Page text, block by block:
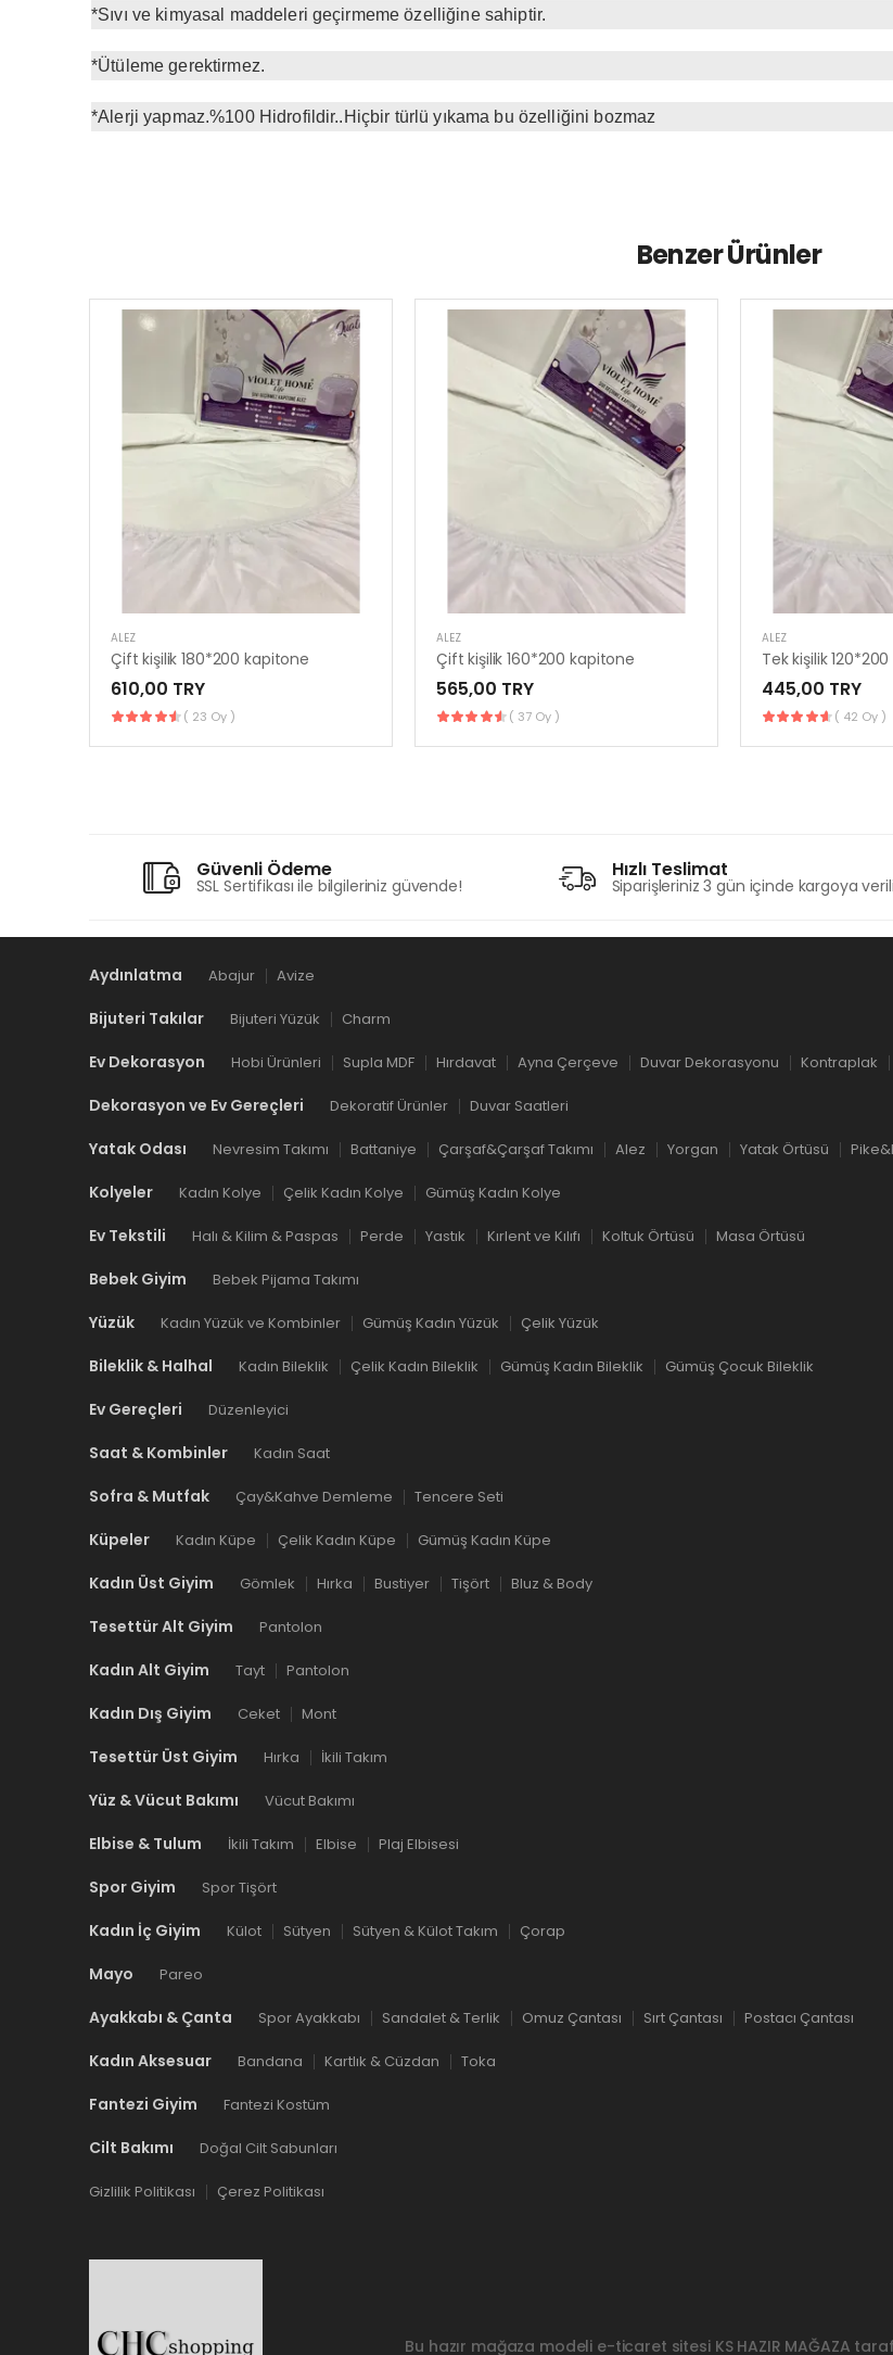
*Sıvı ve kimyasal maddeleri geçirmeme özelliğine sahiptir.
*Ütüleme gerektirmez.
*Alerji yapmaz.%100 Hidrofildir..Hiçbir türlü yıkama bu özelliğini bozmaz
Benzer Ürünler
ALEZ
Çift kişilik 180*200 kapitone
610,00 TRY
( 23 Oy )
ALEZ
Çift kişilik 160*200 kapitone
565,00 TRY
( 37 Oy )
ALEZ
Tek kişilik
445,00 TRY
( 42 Oy )
Güvenli Ödeme
SSL Sertifikası ile bilgileriniz güvende!
Hızlı Teslimat
Siparişleriniz 3 gün içinde kargoya
Aydınlatma Abajur Avize
Bijuteri Takılar Bijuteri Yüzük Charm
Ev Dekorasyon Hobi Ürünleri Supla MDF Hırdavat Ayna Çerçeve Duvar Dekorasyonu Kontraplak
Dekorasyon ve Ev Gereçleri Dekoratif Ürünler Duvar Saatleri
Yatak Odası Nevresim Takımı Battaniye Çarşaf&Çarşaf Takımı Alez Yorgan Yatak Örtüsü
Kolyeler Kadın Kolye Çelik Kadın Kolye Gümüş Kadın Kolye
Ev Tekstili Halı & Kilim & Paspas Perde Yastık Kırlent ve Kılıfı Koltuk Örtüsü Masa Örtüsü
Bebek Giyim Bebek Pijama Takımı
Yüzük Kadın Yüzük ve Kombinler Gümüş Kadın Yüzük Çelik Yüzük
Bileklik & Halhal Kadın Bileklik Çelik Kadın Bileklik Gümüş Kadın Bileklik Gümüş Çocuk Bileklik
Ev Gereçleri Düzenleyici
Saat & Kombinler Kadın Saat
Sofra & Mutfak Çay&Kahve Demleme Tencere Seti
Küpeler Kadın Küpe Çelik Kadın Küpe Gümüş Kadın Küpe
Kadın Üst Giyim Gömlek Hırka Bustiyer Tişört Bluz & Body
Tesettür Alt Giyim Pantolon
Kadın Alt Giyim Tayt Pantolon
Kadın Dış Giyim Ceket Mont
Tesettür Üst Giyim Hırka İkili Takım
Yüz & Vücut Bakımı Vücut Bakımı
Elbise & Tulum İkili Takım Elbise Plaj Elbisesi
Spor Giyim Spor Tişört
Kadın İç Giyim Külot Sütyen Sütyen & Külot Takım Çorap
Mayo Pareo
Ayakkabı & Çanta Spor Ayakkabı Sandalet & Terlik Omuz Çantası Sırt Çantası Postacı Çantası
Kadın Aksesuar Bandana Kartlık & Cüzdan Toka
Fantezi Giyim Fantezi Kostüm
Cilt Bakımı Doğal Cilt Sabunları
Gizlilik Politikası Çerez Politikası
Bu hazır mağaza modeli e-ticaret sitesi KS HAZIR MAĞAZA